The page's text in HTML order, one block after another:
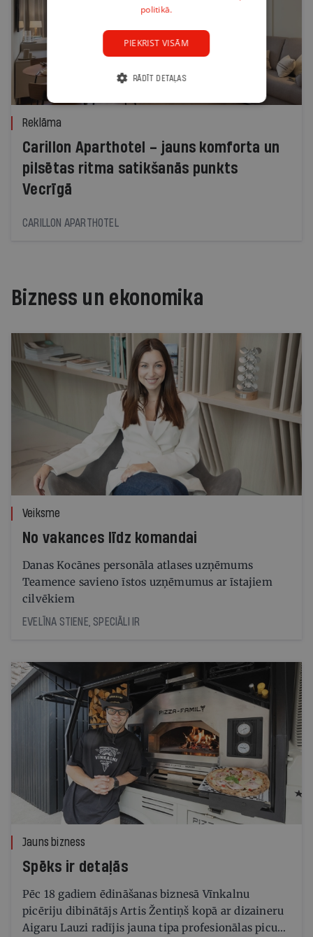
Reklāma
Carillon Aparthotel – jauns komforta un
pilsētas ritma satikšanās punkts
Vecrīgā
CARILLON APARTHOTEL
Bizness un ekonomika
Veiksme
No vakances līdz komandai
Danas Kocānes personāla atlases uzņēmums
Teamence savieno īstos uzņēmumus ar īstajiem
cilvēkiem
EVELĪNA STIENE, SPECIĀLI IR
Jauns bizness
Spēks ir detaļās
Pēc 18 gadiem ēdināšanas biznesā Vīnkalnu
picēriju dibinātājs Artis Žentiņš kopā ar dizaineru
Aigaru Lauzi radījis jauna tipa profesionālas picu
politikā.
PIEKRIST VISĀM
RĀDĪT DETAĻAS